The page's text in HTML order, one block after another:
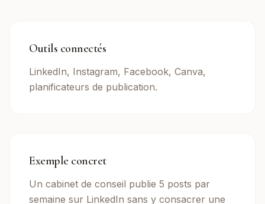
Outils connectés
LinkedIn, Instagram, Facebook, Canva,
planificateurs de publication.
Exemple concret
Un cabinet de conseil publie 5 posts par
semaine sur LinkedIn sans y consacrer une